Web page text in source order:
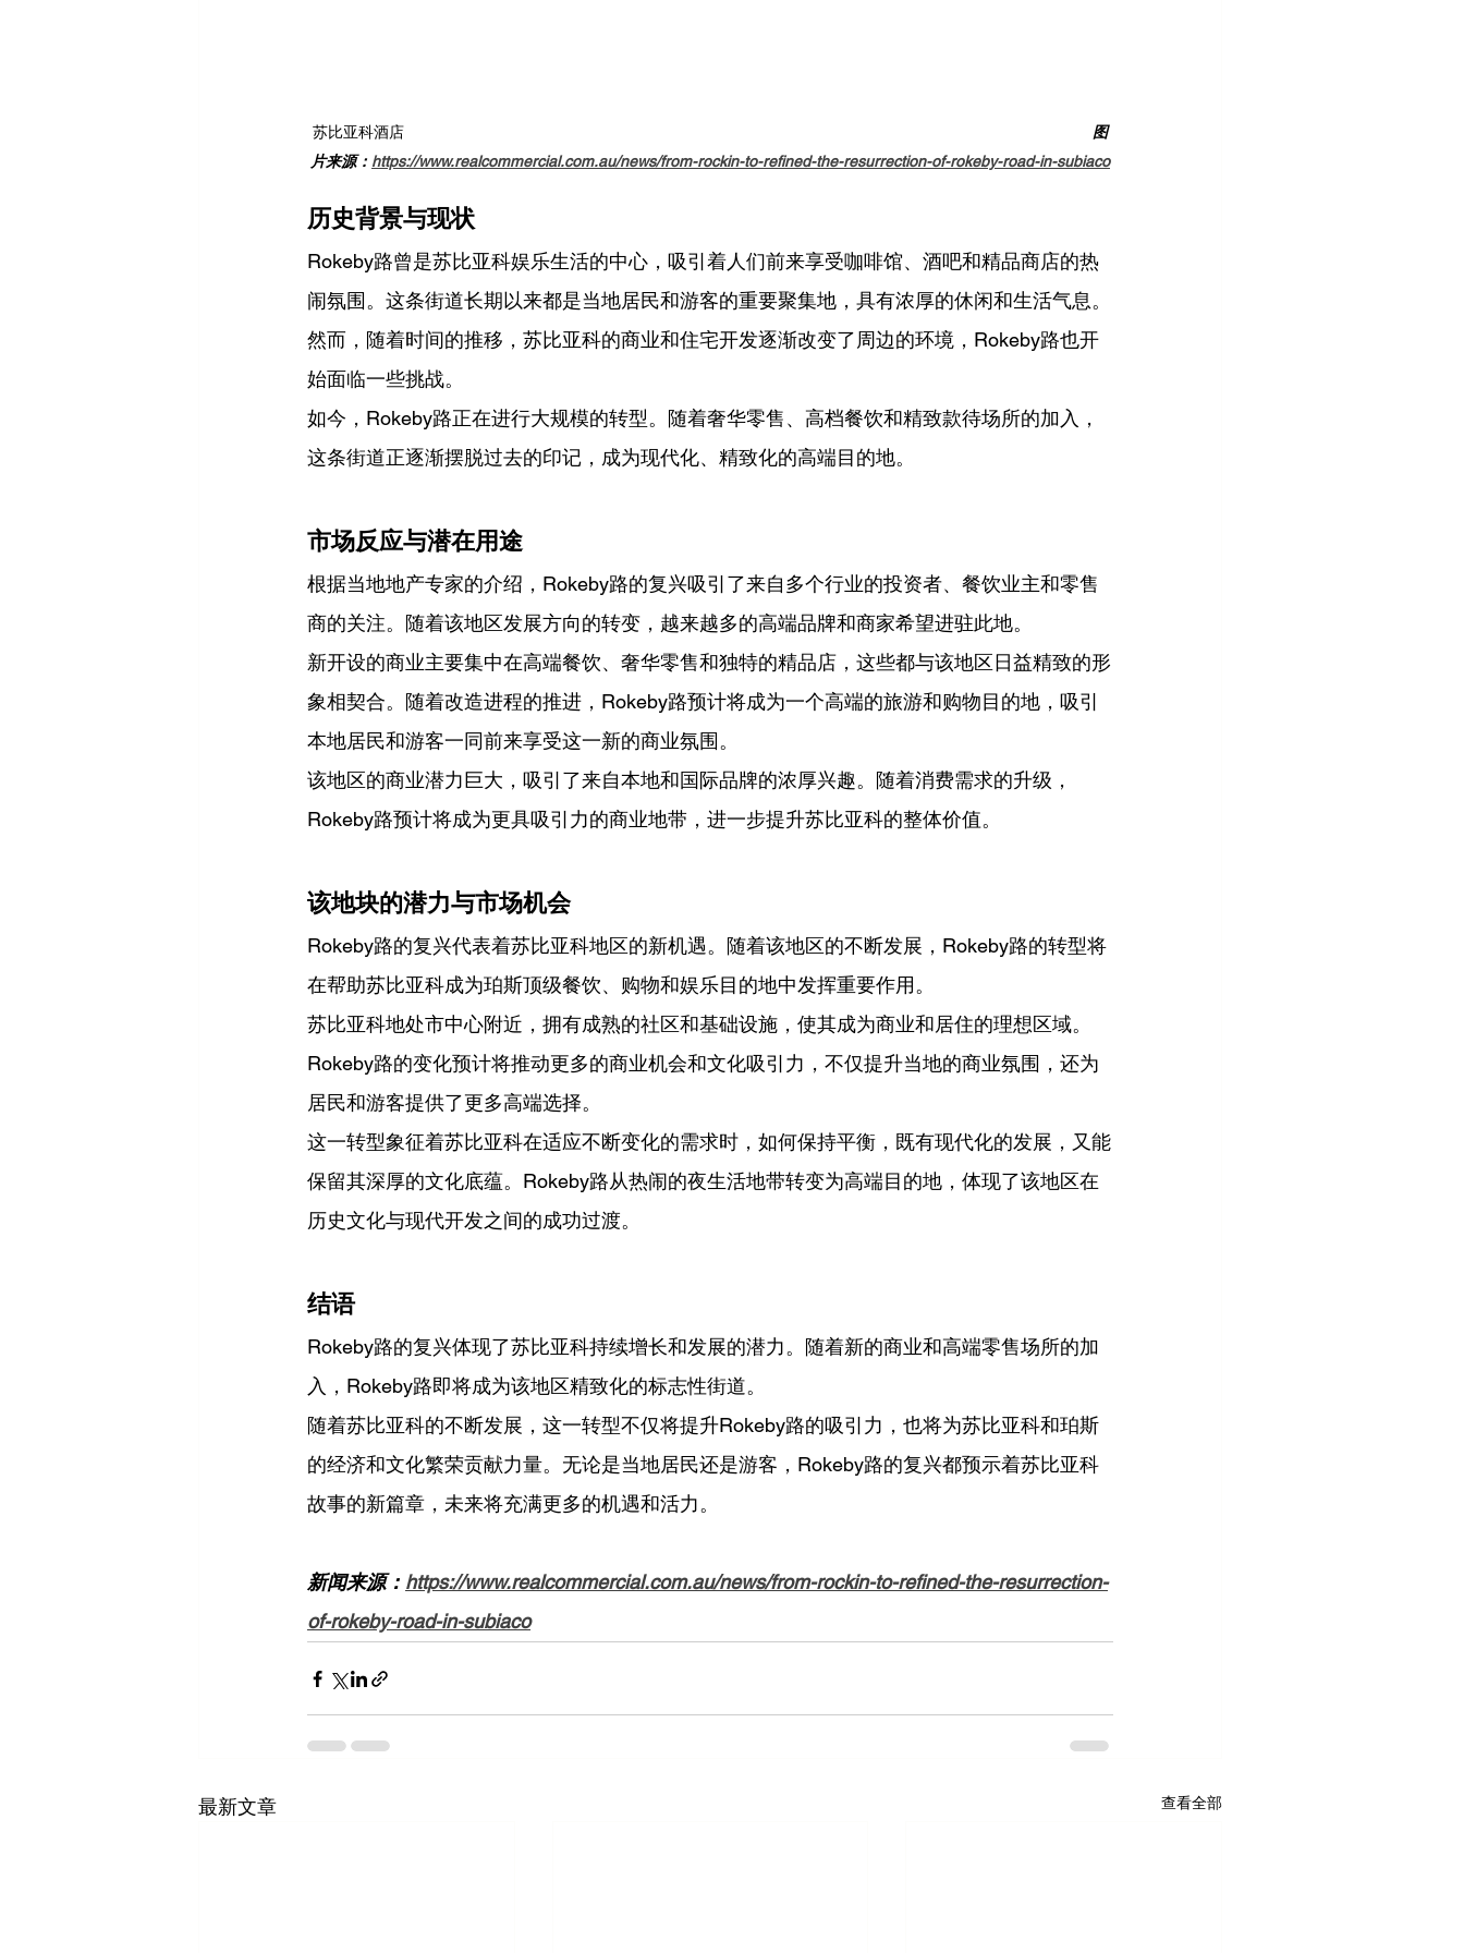
苏比亚科酒店 图
片来源： https://www.realcommercial.com.au/news/from-rockin-to-refined-the-resurrection-of-rokeby-road-in-subiaco
历史背景与现状
Rokeby路曾是苏比亚科娱乐生活的中心，吸引着人们前来享受咖啡馆、酒吧和精品商店的热
闹氛围。这条街道长期以来都是当地居民和游客的重要聚集地，具有浓厚的休闲和生活气息。
然而，随着时间的推移，苏比亚科的商业和住宅开发逐渐改变了周边的环境，Rokeby路也开
始面临一些挑战。
如今，Rokeby路正在进行大规模的转型。随着奢华零售、高档餐饮和精致款待场所的加入，
这条街道正逐渐摆脱过去的印记，成为现代化、精致化的高端目的地。
市场反应与潜在用途
根据当地地产专家的介绍，Rokeby路的复兴吸引了来自多个行业的投资者、餐饮业主和零售
商的关注。随着该地区发展方向的转变，越来越多的高端品牌和商家希望进驻此地。
新开设的商业主要集中在高端餐饮、奢华零售和独特的精品店，这些都与该地区日益精致的形
象相契合。随着改造进程的推进，Rokeby路预计将成为一个高端的旅游和购物目的地，吸引
本地居民和游客一同前来享受这一新的商业氛围。
该地区的商业潜力巨大，吸引了来自本地和国际品牌的浓厚兴趣。随着消费需求的升级，
Rokeby路预计将成为更具吸引力的商业地带，进一步提升苏比亚科的整体价值。
该地块的潜力与市场机会
Rokeby路的复兴代表着苏比亚科地区的新机遇。随着该地区的不断发展，Rokeby路的转型将
在帮助苏比亚科成为珀斯顶级餐饮、购物和娱乐目的地中发挥重要作用。
苏比亚科地处市中心附近，拥有成熟的社区和基础设施，使其成为商业和居住的理想区域。
Rokeby路的变化预计将推动更多的商业机会和文化吸引力，不仅提升当地的商业氛围，还为
居民和游客提供了更多高端选择。
这一转型象征着苏比亚科在适应不断变化的需求时，如何保持平衡，既有现代化的发展，又能
保留其深厚的文化底蕴。Rokeby路从热闹的夜生活地带转变为高端目的地，体现了该地区在
历史文化与现代开发之间的成功过渡。
结语
Rokeby路的复兴体现了苏比亚科持续增长和发展的潜力。随着新的商业和高端零售场所的加
入，Rokeby路即将成为该地区精致化的标志性街道。
随着苏比亚科的不断发展，这一转型不仅将提升Rokeby路的吸引力，也将为苏比亚科和珀斯
的经济和文化繁荣贡献力量。无论是当地居民还是游客，Rokeby路的复兴都预示着苏比亚科
故事的新篇章，未来将充满更多的机遇和活力。
新闻来源： https://www.realcommercial.com.au/news/from-rockin-to-refined-the-resurrection-
of-rokeby-road-in-subiaco
最新文章 查看全部